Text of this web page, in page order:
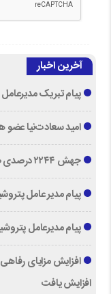
آخرین اخبار
پیام تبریک
امید سعادت‌نیا
جهش ۲۲۴۴ درصدی صادرات شرکت کربن ایران
پیام مدیر عامل
پیام مدیرعامل
افزایش یافت